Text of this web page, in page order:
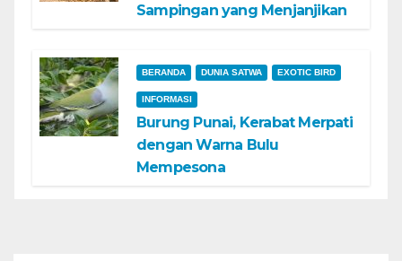
Sampingan yang Menjanjikan
BERANDA DUNIA SATWA EXOTIC BIRD
INFORMASI
Burung Punai, Kerabat Merpati
dengan Warna Bulu
Mempesona